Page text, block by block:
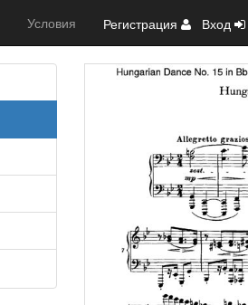
Условия Регистрация Вход